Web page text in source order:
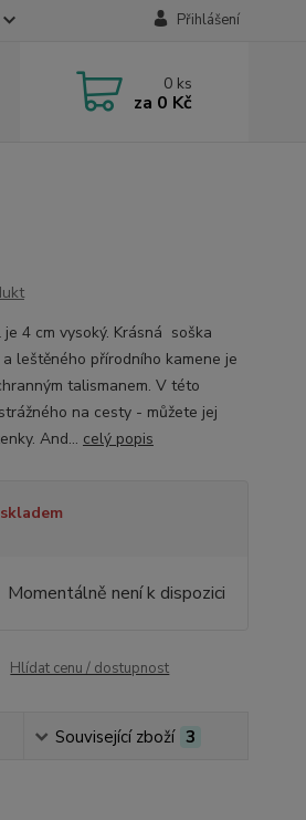
Přihlášení
0 ks
za 0 Kč
4 cm vysoký. Krásná soška
leštěného přírodního kamene je
talismanem. V této
na cesty - můžete jej
And... celý popis
Momentálně není k dispozici
Hlídat cenu / dostupnost
Související zboží 3